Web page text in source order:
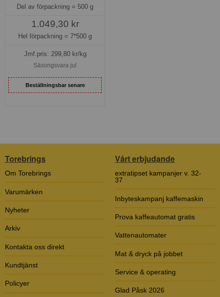
Del av förpackning = 500 g
1.049,30 kr
Hel förpackning = 7*500 g
Jmf.pris: 299,80kr/kg
Säsongsvara jul
Beställningsbar senare
Torebrings
Om Torebrings
Varumärken
Nyheter
Arkiv
Kontakta oss direkt
Kundtjänst
Policyer
Vårt erbjudande
extratipset kampanjer v. 32-
37
Inbyteskampanj kaffemaskin
Prova kaffeautomat gratis
Vattenautomater
Mat & dryck på jobbet
Service & operating
Glad Påsk 2026